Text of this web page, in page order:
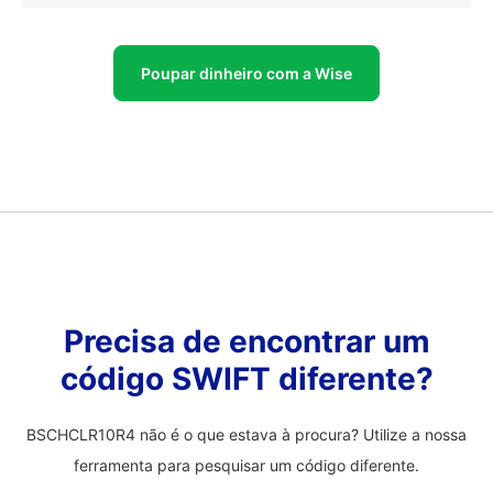
Poupar dinheiro com a Wise
Precisa de encontrar um
código SWIFT diferente?
BSCHCLR10R4 não é o que estava à procura? Utilize a nossa
ferramenta para pesquisar um código diferente.